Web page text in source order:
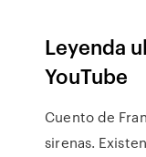
Leyenda
YouTube
Cuento de
sirenas.